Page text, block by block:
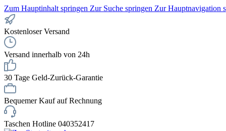
Zum Hauptinhalt springen Zur Suche springen Zur Hauptnavigation
Kostenloser Versand
Versand innerhalb von 24h
30 Tage Geld-Zurück-Garantie
Bequemer Kauf auf Rechnung
Taschen Hotline 040352417